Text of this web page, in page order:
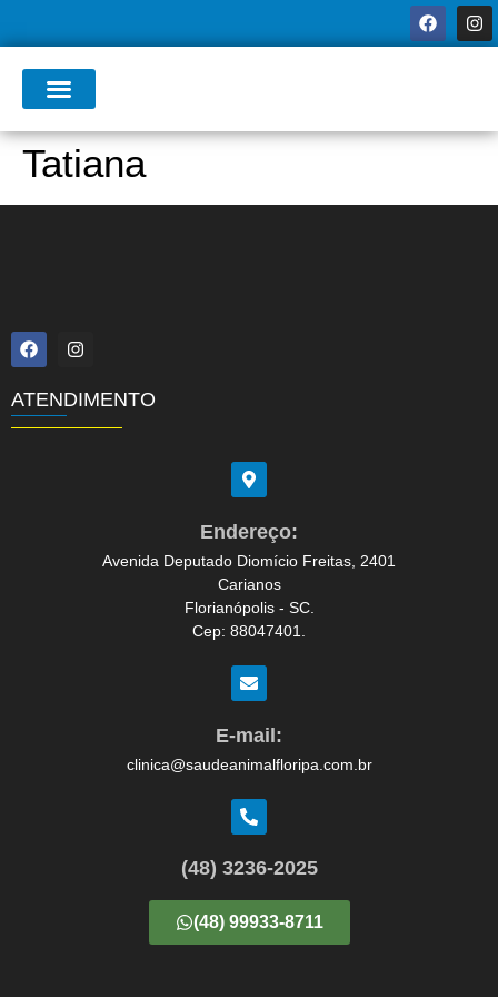
Tatiana
ATENDIMENTO
Endereço:
Avenida Deputado Diomício Freitas, 2401
Carianos
Florianópolis - SC.
Cep: 88047401.
E-mail:
clinica@saudeanimalfloripa.com.br
(48) 3236-2025
(48) 99933-8711